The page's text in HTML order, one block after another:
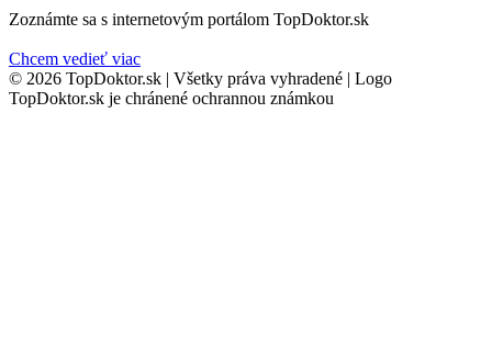
Zoznámte sa s internetovým portálom TopDoktor.sk
Chcem vedieť viac
© 2026 TopDoktor.sk | Všetky práva vyhradené | Logo
TopDoktor.sk je chránené ochrannou známkou